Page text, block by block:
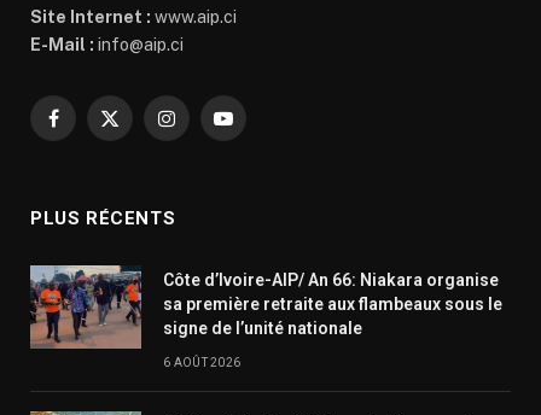
Site Internet : www.aip.ci
E-Mail : info@aip.ci
Facebook
X
InstagramYouTube
PLUS RÉCENTS
Côte d’Ivoire-AIP/ An 66: Niakara organise
sa première retraite aux flambeaux sous le
signe de l’unité nationale
6 AOÛT 2026